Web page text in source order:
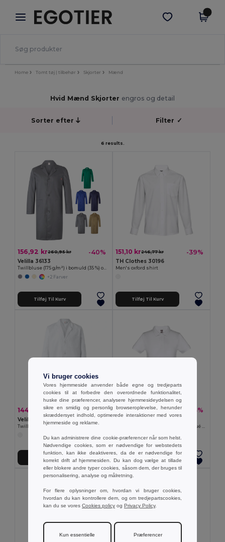
× Egotier-app
Bedre priser i appen!
Hent app
Home Tomt tøj | tilbehør Skjorter Mænd
Hvid Mænd Skjorter engros og detail
Sorter efter Filter ✓
6 results.
156,92 kr260,95 kr -40%
Velilla 36133
Twillbluse (175 g/m²) i bomuld (35 %) og polyester (65 %)
+2 Farver
Tilføj Til Kurv
151,10 kr246,77 kr -39%
TH Clothes 30196
Men's oxford shirt
Tilføj Til Kurv
144,63 kr229,67 kr -37%
Velilla 36129
65,40 kr85,41 kr -23%
Vi bruger cookies
Vores hjemmeside anvender både egne og tredjeparts
cookies til at forbedre den overordnede funktionalitet,
huske dine præferencer, analysere hjemmesideydelsen og
sikre en smidig og personlig browseroplevelse, herunder
skræddersyet indhold, optimerede interaktioner med vores
hjemmeside og reklame.
Du kan administrere dine cookie-præferencer når som helst.
Nødvendige cookies, som er nødvendige for webstedets
funktion, kan ikke deaktiveres, da de er nødvendige for
korrekt drift af hjemmesiden. Du kan dog vælge at tillade
eller blokere andre typer cookies, såsom dem, der bruges til
personalisering, analyse og målretning.
For flere oplysninger om, hvordan vi bruger cookies,
hvordan du kan kontrollere dem, og om tredjepartscookies,
kan du se vores Cookies policy og Privacy Policy.
Kun essentielle Præferencer